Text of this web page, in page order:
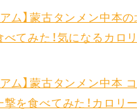
ム】蒙古タンメン中本
てみた！気になるカロ
ム】蒙古タンメン中本
を食べてみた！カロリ